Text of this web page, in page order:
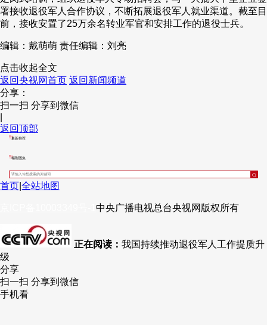
署接收退役军人合作协议，不断拓展退役军人就业渠道。截至目
前，接收安置了25万余名转业军官和安排工作的退役士兵。
编辑：戴萌萌 责任编辑：刘亮
点击收起全文
返回央视网首页 返回新闻频道
分享：
扫一扫 分享到微信
返回顶部
最新推荐
精彩图集
首页 全站地图
中央广播电视总台央视网 版权所有
正在阅读： 我国持续推动退役军人工作提质升
级
分享
扫一扫 分享到微信
手机看